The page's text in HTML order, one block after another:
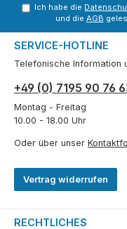
Ich habe die
und die AGB
SERVICE-HOTLINE
Telefonische Information
+49 (0) 7195 90 76
Montag - Freitag
10.00 - 18.00 Uhr
Oder über unser
Vertrag widerrufen
RECHTLICHES